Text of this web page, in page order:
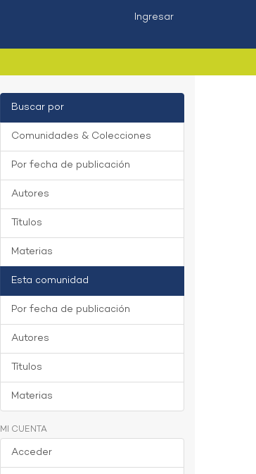
Ingresar
Buscar por
Comunidades & Colecciones
Por fecha de publicación
Autores
Títulos
Materias
Esta comunidad
Por fecha de publicación
Autores
Títulos
Materias
MI CUENTA
Acceder